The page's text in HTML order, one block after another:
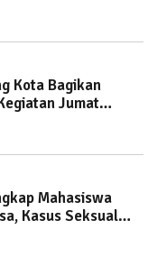
Kota Bagikan
Jumat
Mahasiswa
Kasus Seksual